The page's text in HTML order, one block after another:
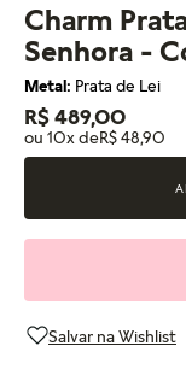
Charm
Senhora -
Metal: Prata de Lei
R$ 489,00
ou 10x deR$ 48,90